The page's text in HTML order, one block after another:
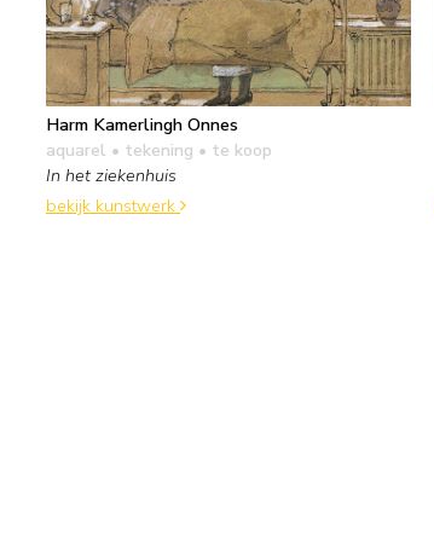
Harm Kamerlingh Onnes
aquarel • tekening • te koop
In het ziekenhuis
bekijk kunstwerk